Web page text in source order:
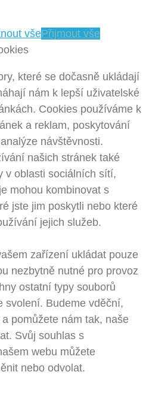
všePřijmout vše
které se dočasně ukládají
nám k lepší uživatelské
Cookies používáme k
a reklam, poskytování
návštěvnosti.
našich stránek také
v oblasti sociálních sítí,
mohou kombinovat s
jste jim poskytli nebo které
jejich služeb.
zařízení ukládat pouze
nezbytně nutné pro provoz
ostatní typy souborů
svolení. Budeme vděční,
pomůžete nám tak, naše
Svůj souhlas s
webu můžete
nebo odvolat.